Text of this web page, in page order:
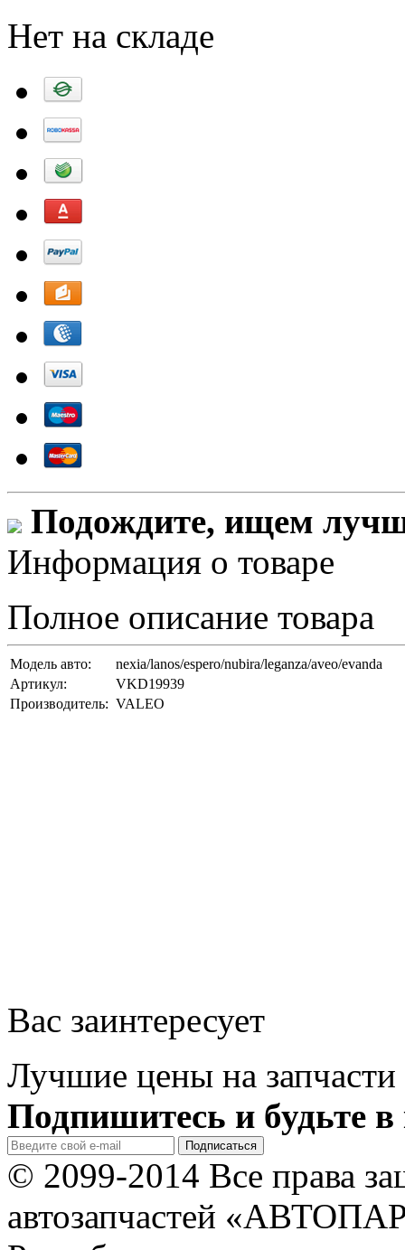
Нет на складе
Подождите, ищем
Информация о товаре
Полное описание товара
Модель авто:
nexia/lanos/espero/nubira/leganza/aveo/evanda
Артикул:
VKD19939
Производитель: VALEO
Вас заинтересует
Лучшие цены на запчасти
Подпишитесь и будьте в
© 2099-2014 Все права
автозапчастей